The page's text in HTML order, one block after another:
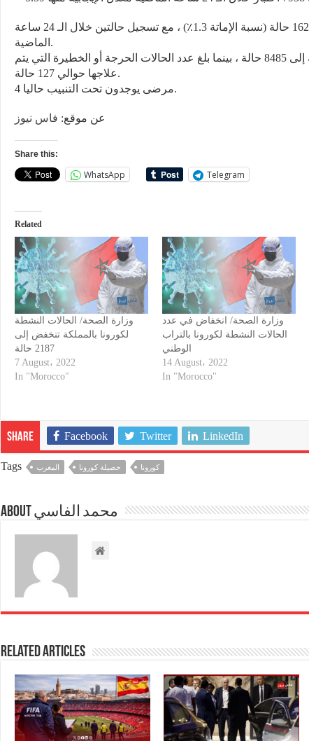
وبلغ العدد الإجمالي للوفيات 16211 حالة (نسبة الإماتة 1.3٪) ، مع تسجيل حالتين خلال الـ 24 ساعة
الماضية.
انخفض عدد الحالات النشطة إلى 8485 حالة ، بينما بلغ عدد الحالات الحرجة أو الخطيرة التي يتم
علاجها حوالي 127 حالة.
4 مرضى يوجدون تحت التنبيب حاليا.
عن موقع: فاس نيوز
Share this:
WhatsApp Telegram
Related
وزارة الصحة/ الحالات النشطة
لكورونا بالمملكة تنخفض إلى
2187 حالة
7 August، 2022
In "Morocco"
وزارة الصحة/ انخفاض في عدد
الحالات النشطة لكورونا بالتراب
الوطني
14 August، 2022
In "Morocco"
Share Facebook Twitter LinkedIn
Tags المغرب حصيلة كورونا كورونا
About محمد الفاسي
Related Articles